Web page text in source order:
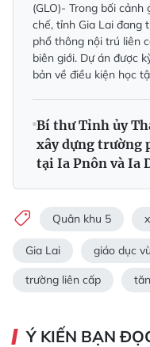
(GLO)- Trong bối
chế, tỉnh Gia Lai đang
phổ thông nội trú liên
biên giới. Dự án được
bản về điều kiện học
Bí thư Tỉnh ủy
xây dựng trường
tại Ia Pnôn và Ia
Quân khu 5
Gia Lai giáo dục
trường liên cấp
Ý KIẾN BẠN